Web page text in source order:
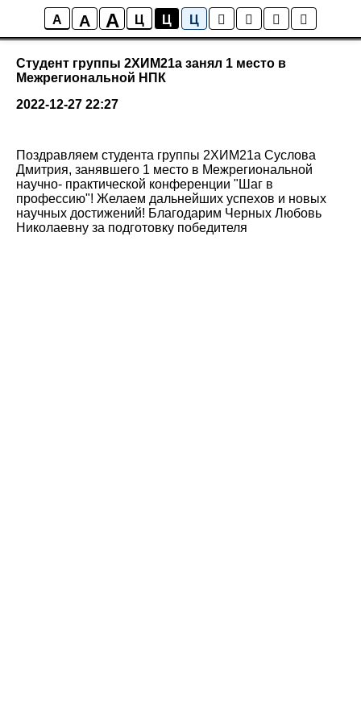
A A A Ц Ц Ц
Новости колледжа
Студент группы 2ХИМ21а занял 1 место в
Межрегиональной НПК
2022-12-27 22:27
Поздравляем студента группы 2ХИМ21а Суслова
Дмитрия, занявшего 1 место в Межрегиональной
научно- практической конференции "Шаг в
профессию"! Желаем дальнейших успехов и новых
научных достижений! Благодарим Черных Любовь
Николаевну за подготовку победителя